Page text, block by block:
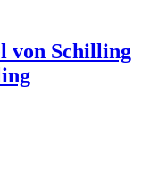
von Schilling